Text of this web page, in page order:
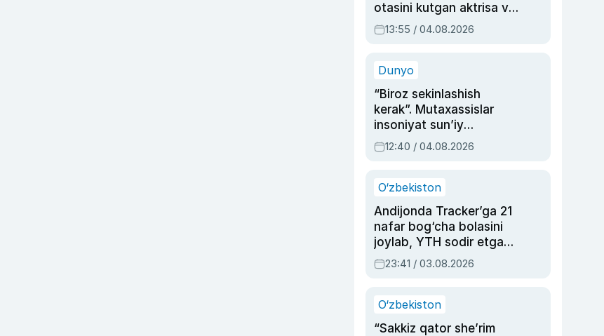
otasini kutgan aktrisa va
dublyaj ustasi Rimma
Ahmedovaning
13:55 / 04.08.2026
Dunyo
“Biroz sekinlashish
kerak”. Mutaxassislar
insoniyat sun’iy
intellektni boshqara
olmay qolishidan xavotir
12:40 / 04.08.2026
O‘zbekiston
Andijonda Tracker’ga 21
nafar bog‘cha bolasini
joylab, YTH sodir etgan
ayolga sud hukmi o‘qildi
23:41 / 03.08.2026
O‘zbekiston
“Sakkiz qator she’rim